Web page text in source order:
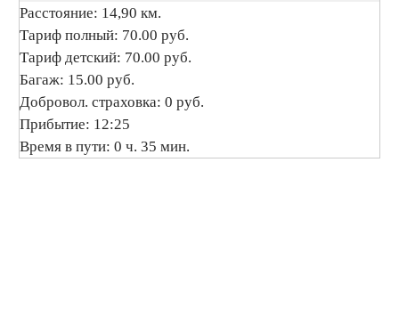
Расстояние: 14,90 км.
Тариф полный: 70.00 руб.
Тариф детский: 70.00 руб.
Багаж: 15.00 руб.
Добровол. страховка: 0 руб.
Прибытие: 12:25
Время в пути: 0 ч. 35 мин.